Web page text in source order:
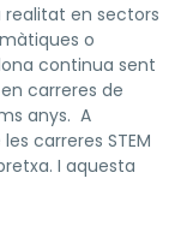
en sectors
o
continua sent
carreres de
anys. A
carreres STEM
I aquesta